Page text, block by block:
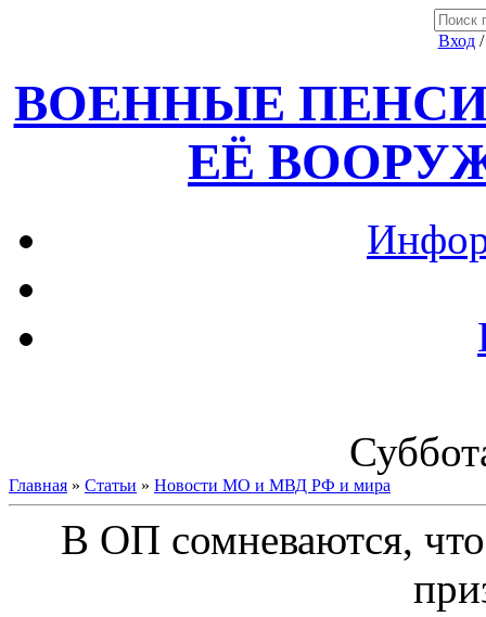
Вход
ВОЕННЫЕ
ЕЁ
Главная » Статьи » Новости МО и МВД РФ и мира
В ОП сомневаются,